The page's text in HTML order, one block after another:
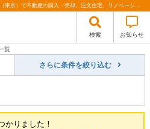
原田小学校｜関西（大阪・北摂・神戸）・関東（東京）で不動産の購入・売却、注文住宅、リノベーションの事なら株式会社ハウスコミュニケーション
検索 お知らせ
覧
さらに条件を絞り込む
かりました！